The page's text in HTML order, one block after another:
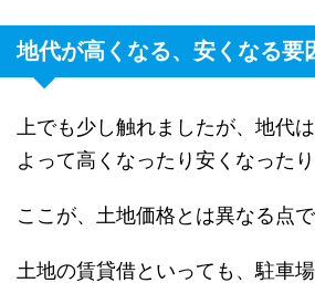
地代が高くなる、安くなる要
上でも少し触れましたが、地代
よって高くなったり安くなったり
ここが、土地価格とは異なる点で
土地の賃貸借といっても、駐車